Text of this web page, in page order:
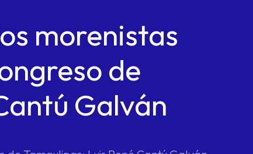
morenistas
de
Galván